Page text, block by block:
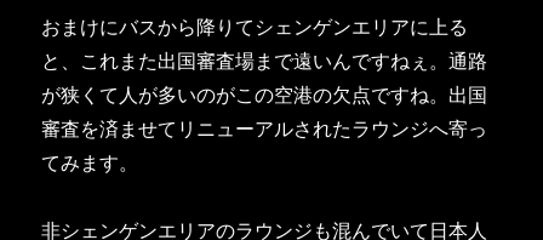
おまけにバスから降りてシェンゲンエリアに上る
と、これまた出国審査場まで遠いんですねぇ。通路
が狭くて人が多いのがこの空港の欠点ですね。出国
審査を済ませてリニューアルされたラウンジへ寄っ
てみます。
非シェンゲンエリアのラウンジも混んでいて日本人